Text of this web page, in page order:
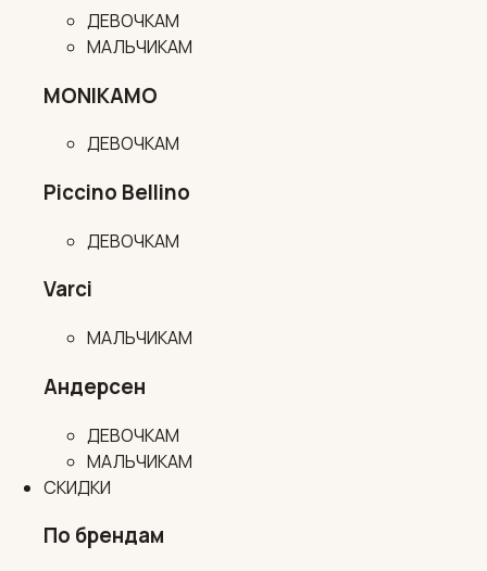
ДЕВОЧКАМ
МАЛЬЧИКАМ
MONIKAMO
ДЕВОЧКАМ
Piccino Bellino
ДЕВОЧКАМ
Varci
МАЛЬЧИКАМ
Андерсен
ДЕВОЧКАМ
МАЛЬЧИКАМ
СКИДКИ
По брендам